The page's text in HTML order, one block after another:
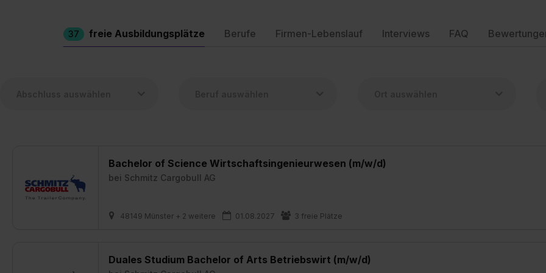
37 freie Ausbildungsplätze Berufe Firmen-Lebenslauf Interviews FAQ
Bachelor of Science Wirtschaftsingenieurwesen (m/w/d)
bei Schmitz Cargobull AG
48149 Münster + 2 weitere 01.08.2027 3 freie Plätze
Duales Studium Bachelor of Arts Betriebswirt (m/w/d)